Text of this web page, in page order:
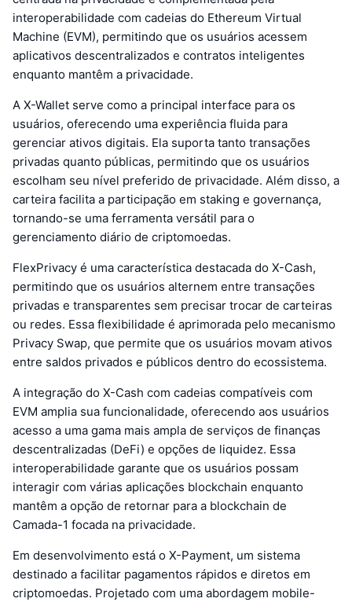
interoperabilidade com cadeias do Ethereum Virtual
Machine (EVM), permitindo que os usuários acessem
aplicativos descentralizados e contratos inteligentes
enquanto mantêm a privacidade.
A X-Wallet serve como a principal interface para os
usuários, oferecendo uma experiência fluida para
gerenciar ativos digitais. Ela suporta tanto transações
privadas quanto públicas, permitindo que os usuários
escolham seu nível preferido de privacidade. Além disso, a
carteira facilita a participação em staking e governança,
tornando-se uma ferramenta versátil para o
gerenciamento diário de criptomoedas.
FlexPrivacy é uma característica destacada do X-Cash,
permitindo que os usuários alternem entre transações
privadas e transparentes sem precisar trocar de carteiras
ou redes. Essa flexibilidade é aprimorada pelo mecanismo
Privacy Swap, que permite que os usuários movam ativos
entre saldos privados e públicos dentro do ecossistema.
A integração do X-Cash com cadeias compatíveis com
EVM amplia sua funcionalidade, oferecendo aos usuários
acesso a uma gama mais ampla de serviços de finanças
descentralizadas (DeFi) e opções de liquidez. Essa
interoperabilidade garante que os usuários possam
interagir com várias aplicações blockchain enquanto
mantêm a opção de retornar para a blockchain de
Camada-1 focada na privacidade.
Em desenvolvimento está o X-Payment, um sistema
destinado a facilitar pagamentos rápidos e diretos em
criptomoedas. Projetado com uma abordagem mobile-